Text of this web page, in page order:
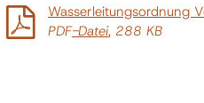
Wasserleitungsordnung
PDF-Datei, 288 KB